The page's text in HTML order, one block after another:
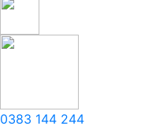
0383 144 244